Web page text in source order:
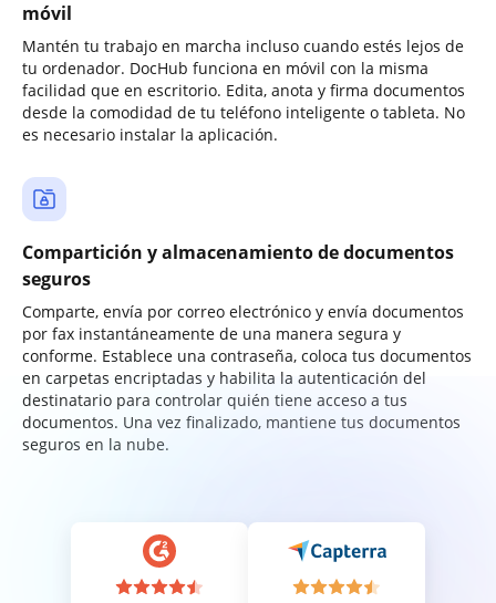
móvil
Mantén tu trabajo en marcha incluso cuando estés lejos de
tu ordenador. DocHub funciona en móvil con la misma
facilidad que en escritorio. Edita, anota y firma documentos
desde la comodidad de tu teléfono inteligente o tableta. No
es necesario instalar la aplicación.
Compartición y almacenamiento de documentos
seguros
Comparte, envía por correo electrónico y envía documentos
por fax instantáneamente de una manera segura y
conforme. Establece una contraseña, coloca tus documentos
en carpetas encriptadas y habilita la autenticación del
destinatario para controlar quién tiene acceso a tus
documentos. Una vez finalizado, mantiene tus documentos
seguros en la nube.